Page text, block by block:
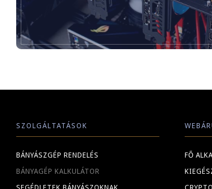
SZOLGÁLTATÁSOK
BÁNYÁSZGÉP RENDELÉS
BÁNYAGÉP KALKULÁTOR
FŐ